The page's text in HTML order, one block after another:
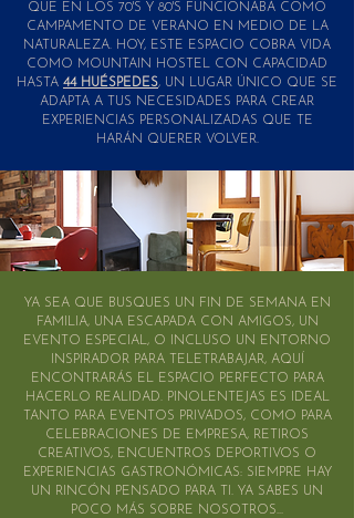
QUE EN LOS 70'S Y 80'S FUNCIONABA COMO
CAMPAMENTO DE VERANO EN MEDIO DE LA
NATURALEZA. HOY, ESTE ESPACIO COBRA VIDA
COMO MOUNTAIN HOSTEL CON CAPACIDAD
HASTA 44 HUÉSPEDES, UN LUGAR ÚNICO QUE SE
ADAPTA A TUS NECESIDADES PARA CREAR
EXPERIENCIAS PERSONALIZADAS QUE TE
HARÁN QUERER VOLVER.
YA SEA QUE BUSQUES UN FIN DE SEMANA EN
FAMILIA, UNA ESCAPADA CON AMIGOS, UN
EVENTO ESPECIAL, O INCLUSO UN ENTORNO
INSPIRADOR PARA TELETRABAJAR, AQUÍ
ENCONTRARÁS EL ESPACIO PERFECTO PARA
HACERLO REALIDAD. PINOLENTEJAS ES IDEAL
TANTO PARA EVENTOS PRIVADOS, COMO PARA
CELEBRACIONES DE EMPRESA, RETIROS
CREATIVOS, ENCUENTROS DEPORTIVOS O
EXPERIENCIAS GASTRONÓMICAS: SIEMPRE HAY
UN RINCÓN PENSADO PARA TI. YA SABES UN
POCO MÁS SOBRE NOSOTROS...